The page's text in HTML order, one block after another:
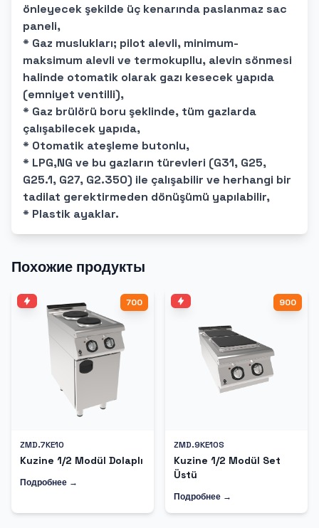
önleyecek şekilde üç kenarında paslanmaz sac
paneli,
* Gaz muslukları; pilot alevli, minimum-
maksimum alevli ve termokupllu, alevin sönmesi
halinde otomatik olarak gazı kesecek yapıda
(emniyet ventilli),
* Gaz brülörü boru şeklinde, tüm gazlarda
çalışabilecek yapıda,
* Otomatik ateşleme butonlu,
* LPG,NG ve bu gazların türevleri (G31, G25,
G25.1, G27, G2.350) ile çalışabilir ve herhangi bir
tadilat gerektirmeden dönüşümü yapılabilir,
* Plastik ayaklar.
Похожие продукты
700
ZMD.7KE10
Kuzine 1/2 Modül Dolaplı
Подробнее →
900
ZMD.9KE10S
Kuzine 1/2 Modül Set
Üstü
Подробнее →